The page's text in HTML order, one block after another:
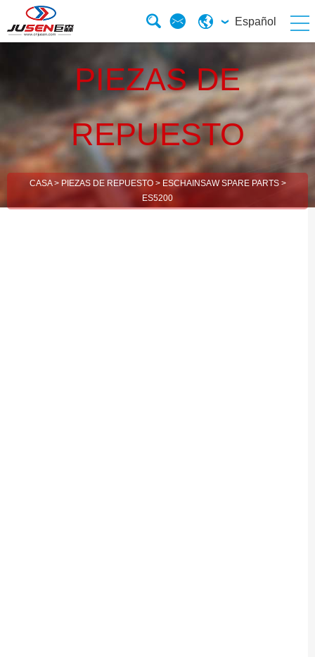
Español
PIEZAS DE
REPUESTO
CASA> PIEZAS DE REPUESTO> ESCHAINSAW SPARE PARTS>
ES5200